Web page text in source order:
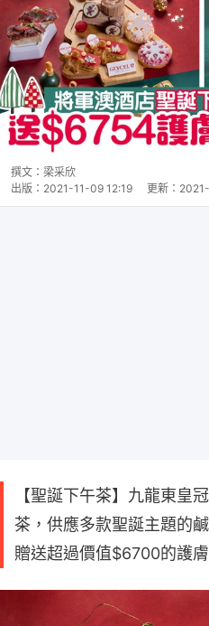
撰文： 梁采欣
出版： 2021-11-09 12:19 更新：
【聖誕下午茶】九龍東皇
茶，供應多款聖誕主題的
贈送超過價值$6700的護膚